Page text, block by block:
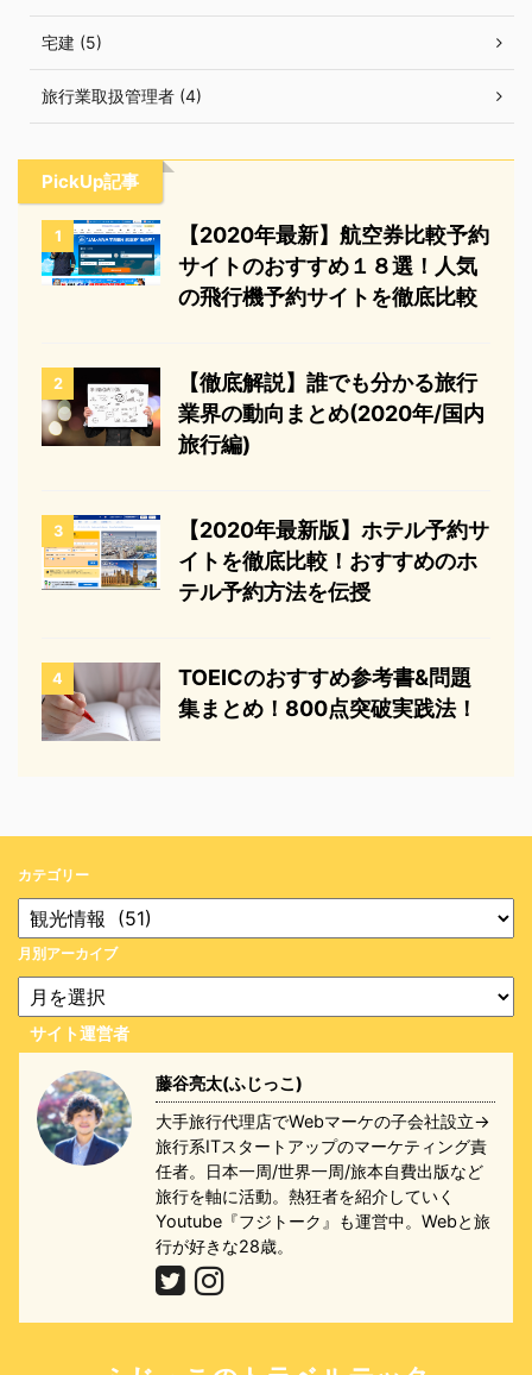
宅建 (5)
旅行業取扱管理者 (4)
PickUp記事
1
【2020年最新】航空券比較予約
サイトのおすすめ１８選！人気
の飛行機予約サイトを徹底比較
2
【徹底解説】誰でも分かる旅行
業界の動向まとめ(2020年/国内
旅行編)
3
【2020年最新版】ホテル予約サ
イトを徹底比較！おすすめのホ
テル予約方法を伝授
4
TOEICのおすすめ参考書&問題
集まとめ！800点突破実践法！
カテゴリー
月別アーカイブ
サイト運営者
藤谷亮太(ふじっこ)
大手旅行代理店でWebマーケの子会社設立→
旅行系ITスタートアップのマーケティング責
任者。日本一周/世界一周/旅本自費出版など
旅行を軸に活動。熱狂者を紹介していく
Youtube『フジトーク』も運営中。Webと旅
行が好きな28歳。